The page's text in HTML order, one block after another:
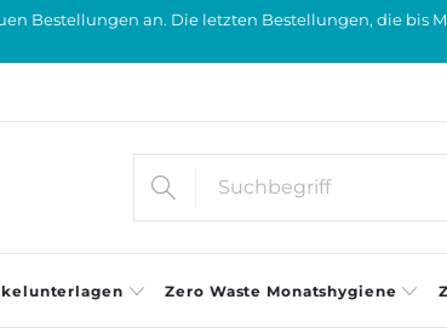
Bestellungen an. Die letzten Bestellungen, die bis
Zero Waste Monatshygiene